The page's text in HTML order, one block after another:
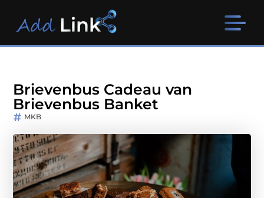
Brievenbus Cadeau van
Brievenbus Banket
MKB